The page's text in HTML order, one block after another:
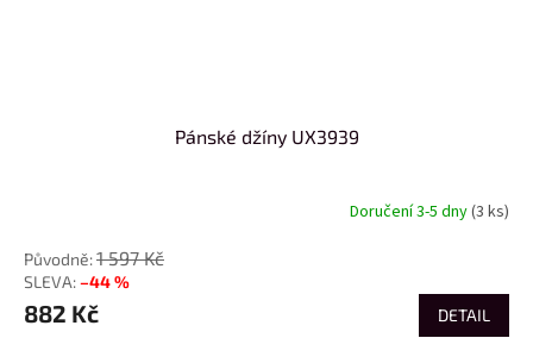
Pánské džíny UX3939
Doručení 3-5 dny(3 ks)
1 597 Kč
–44 %
882 Kč DETAIL